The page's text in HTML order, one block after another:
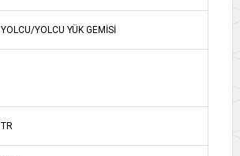
YOLCU/YOLCU YÜK GEMİSİ
TR